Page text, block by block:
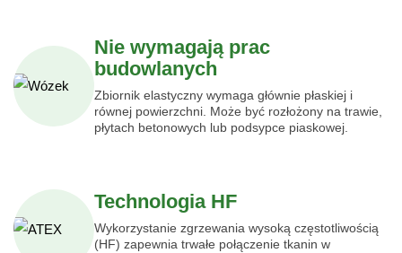
Nie wymagają prac
budowlanych
Zbiornik elastyczny wymaga głównie płaskiej i
równej powierzchni. Może być rozłożony na trawie,
płytach betonowych lub podsypce piaskowej.
Technologia HF
Wykorzystanie zgrzewania wysoką częstotliwością
(HF) zapewnia trwałe połączenie tkanin w